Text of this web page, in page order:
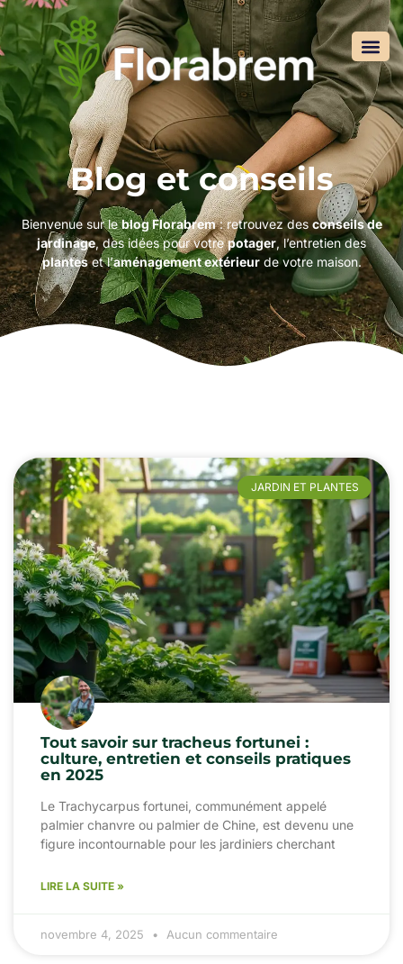
Blog et conseils
Bienvenue sur leblog Florabrem: retrouvez desconseils de
jardinage, des idées pour votrepotager, l’entretien des
planteset l’aménagement extérieurde votre maison.
JARDIN ET PLANTES
Tout savoir sur tracheus fortunei :
culture, entretien et conseils pratiques
en 2025
Le Trachycarpus fortunei, communément appelé
palmier chanvre ou palmier de Chine, est devenu une
figure incontournable pour les jardiniers cherchant
LIRE LA SUITE »
novembre 4, 2025 Aucun commentaire